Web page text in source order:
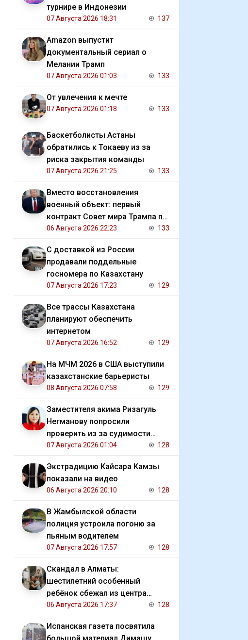
турнире в Индонезии
07 Августа 2026 18:31 137
Amazon выпустит
документальный сериал о
Мелании Трамп
07 Августа 2026 01:03 133
От увлечения к мечте
07 Августа 2026 01:18 133
Баскетболисты Астаны
обратились к Токаеву из за
риска закрытия команды
07 Августа 2026 21:25 133
Вместо восстановления
военный объект: первый
контракт Совет мира Трампа по
Газе
06 Августа 2026 22:23 133
С доставкой из России
продавали поддельные
госномера по Казахстану
07 Августа 2026 17:23 129
Все трассы Казахстана
планируют обеспечить
интернетом
07 Августа 2026 16:52 129
На МЧМ 2026 в США выступили
казахстанские барьеристы
08 Августа 2026 07:58 129
Заместителя акима Ризагуль
Негманову попросили
проверить из за судимости
сестры
07 Августа 2026 01:04 128
Экстрадицию Кайсара Камзы
показали на видео
06 Августа 2026 20:10 128
В Жамбылской области
полиция устроила погоню за
пьяным водителем
07 Августа 2026 17:57 128
Скандал в Алматы:
шестилетний особенный
ребёнок сбежал из центра
реабилитации и потерялся
06 Августа 2026 17:37 128
Испанская газета посвятила